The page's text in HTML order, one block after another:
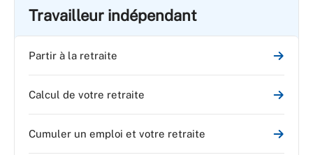
Travailleur indépendant
Partir à la retraite
Calcul de votre retraite
Cumuler un emploi et votre retraite